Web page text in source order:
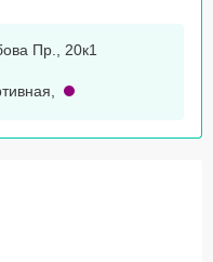
Пр., 20к1
,